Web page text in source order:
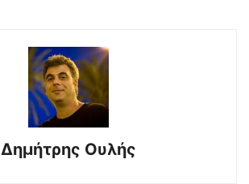
Δημήτρης Ουλής